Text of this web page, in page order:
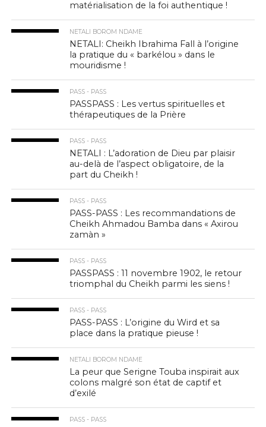
matérialisation de la foi authentique !
NETALI BOROM NDAME
NETALI: Cheikh Ibrahima Fall à l’origine
la pratique du « barkélou » dans le
mouridisme !
PASS - PASS
PASSPASS : Les vertus spirituelles et
thérapeutiques de la Prière
PASS - PASS
NETALI : L’adoration de Dieu par plaisir
au-delà de l’aspect obligatoire, de la
part du Cheikh !
PASS - PASS
PASS-PASS : Les recommandations de
Cheikh Ahmadou Bamba dans « Axirou
zamàn »
PASS - PASS
PASSPASS : 11 novembre 1902, le retour
triomphal du Cheikh parmi les siens !
PASS - PASS
PASS-PASS : L’origine du Wird et sa
place dans la pratique pieuse !
NETALI BOROM NDAME
La peur que Serigne Touba inspirait aux
colons malgré son état de captif et
d’exilé
PASS - PASS